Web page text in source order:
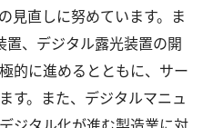
見直しに努めています。ま
、デジタル露光装置の開
的に進めるとともに、サー
す。また、デジタルマニュ